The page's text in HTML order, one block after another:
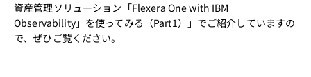
資産管理ソリューション「Flexera One with IBM
Observability」を使ってみる（Part1） 」でご紹介していますの
で、ぜひご覧ください。